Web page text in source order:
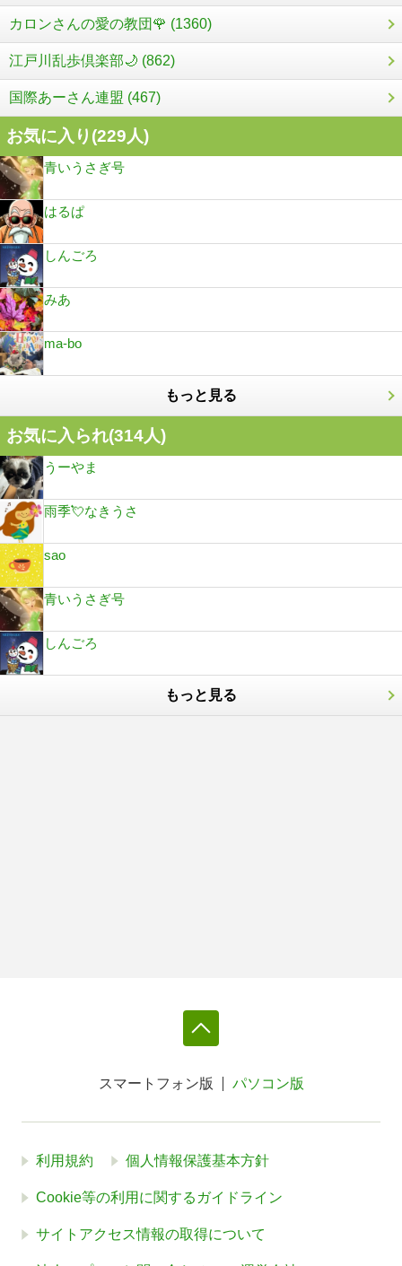
カロンさんの愛の教団🌹 (1360)
江戸川乱歩倶楽部🌙 (862)
国際あーさん連盟 (467)
お気に入り(229人)
青いうさぎ号
はるぱ
しんごろ
みあ
ma-bo
もっと見る
お気に入られ(314人)
うーやま
雨季💘なきうさ
sao
青いうさぎ号
しんごろ
もっと見る
スマートフォン版 パソコン版
利用規約 個人情報保護基本方針
Cookie等の利用に関するガイドライン
サイトアクセス情報の取得について